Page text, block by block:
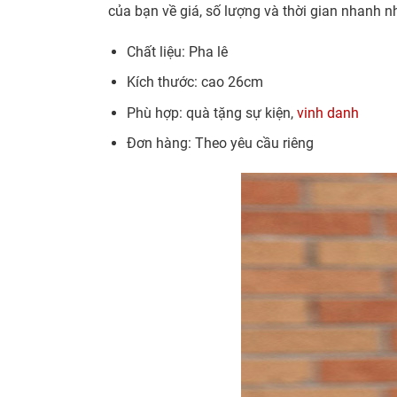
của bạn về giá, số lượng và thời gian nhanh
Chất liệu: Pha lê
Kích thước: cao 26cm
Phù hợp: quà tặng sự kiện, vinh danh
Đơn hàng: Theo yêu cầu riêng